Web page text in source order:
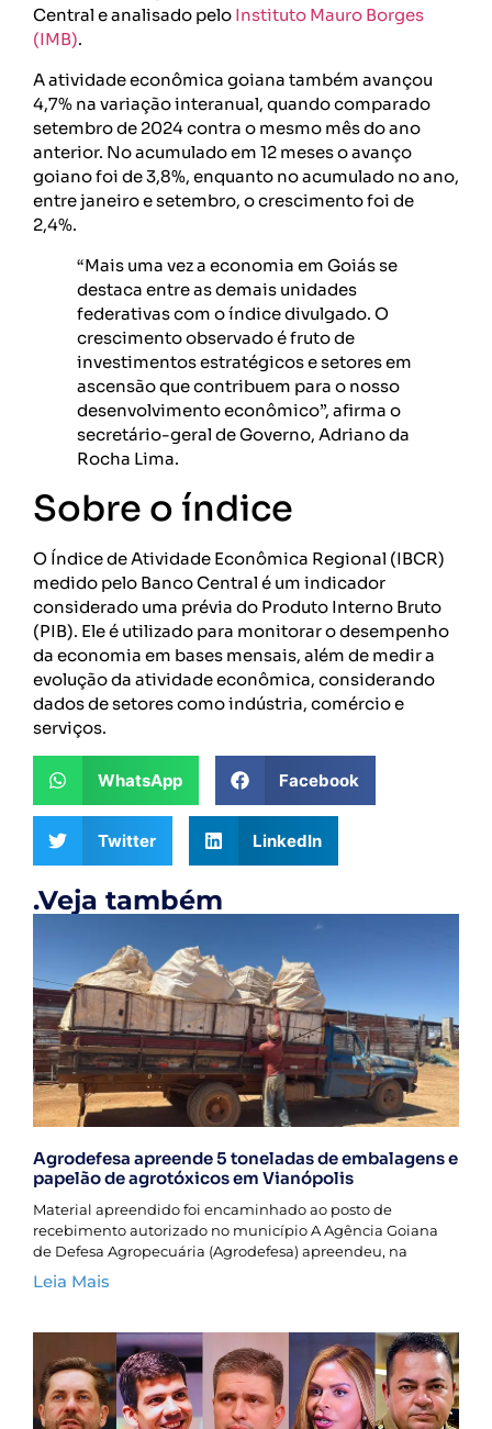
Central e analisado pelo Instituto Mauro Borges
(IMB).
A atividade econômica goiana também avançou
4,7% na variação interanual, quando comparado
setembro de 2024 contra o mesmo mês do ano
anterior. No acumulado em 12 meses o avanço
goiano foi de 3,8%, enquanto no acumulado no ano,
entre janeiro e setembro, o crescimento foi de
2,4%.
“Mais uma vez a economia em Goiás se
destaca entre as demais unidades
federativas com o índice divulgado. O
crescimento observado é fruto de
investimentos estratégicos e setores em
ascensão que contribuem para o nosso
desenvolvimento econômico”, afirma o
secretário-geral de Governo, Adriano da
Rocha Lima.
Sobre o índice
O Índice de Atividade Econômica Regional (IBCR)
medido pelo Banco Central é um indicador
considerado uma prévia do Produto Interno Bruto
(PIB). Ele é utilizado para monitorar o desempenho
da economia em bases mensais, além de medir a
evolução da atividade econômica, considerando
dados de setores como indústria, comércio e
serviços.
WhatsApp Facebook
Twitter LinkedIn
.Veja também
Agrodefesa apreende 5 toneladas de embalagens e
papelão de agrotóxicos em Vianópolis
Material apreendido foi encaminhado ao posto de
recebimento autorizado no município A Agência Goiana
de Defesa Agropecuária (Agrodefesa) apreendeu, na
Leia Mais